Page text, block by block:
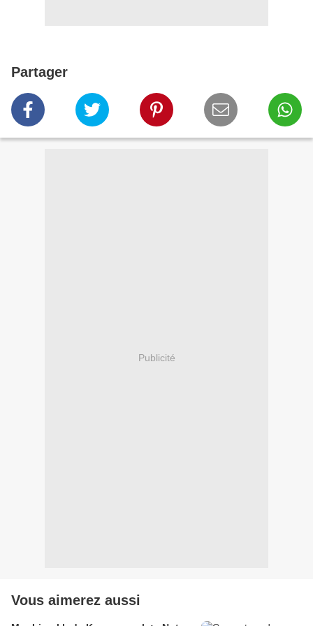
Partager
Publicité
Vous aimerez aussi